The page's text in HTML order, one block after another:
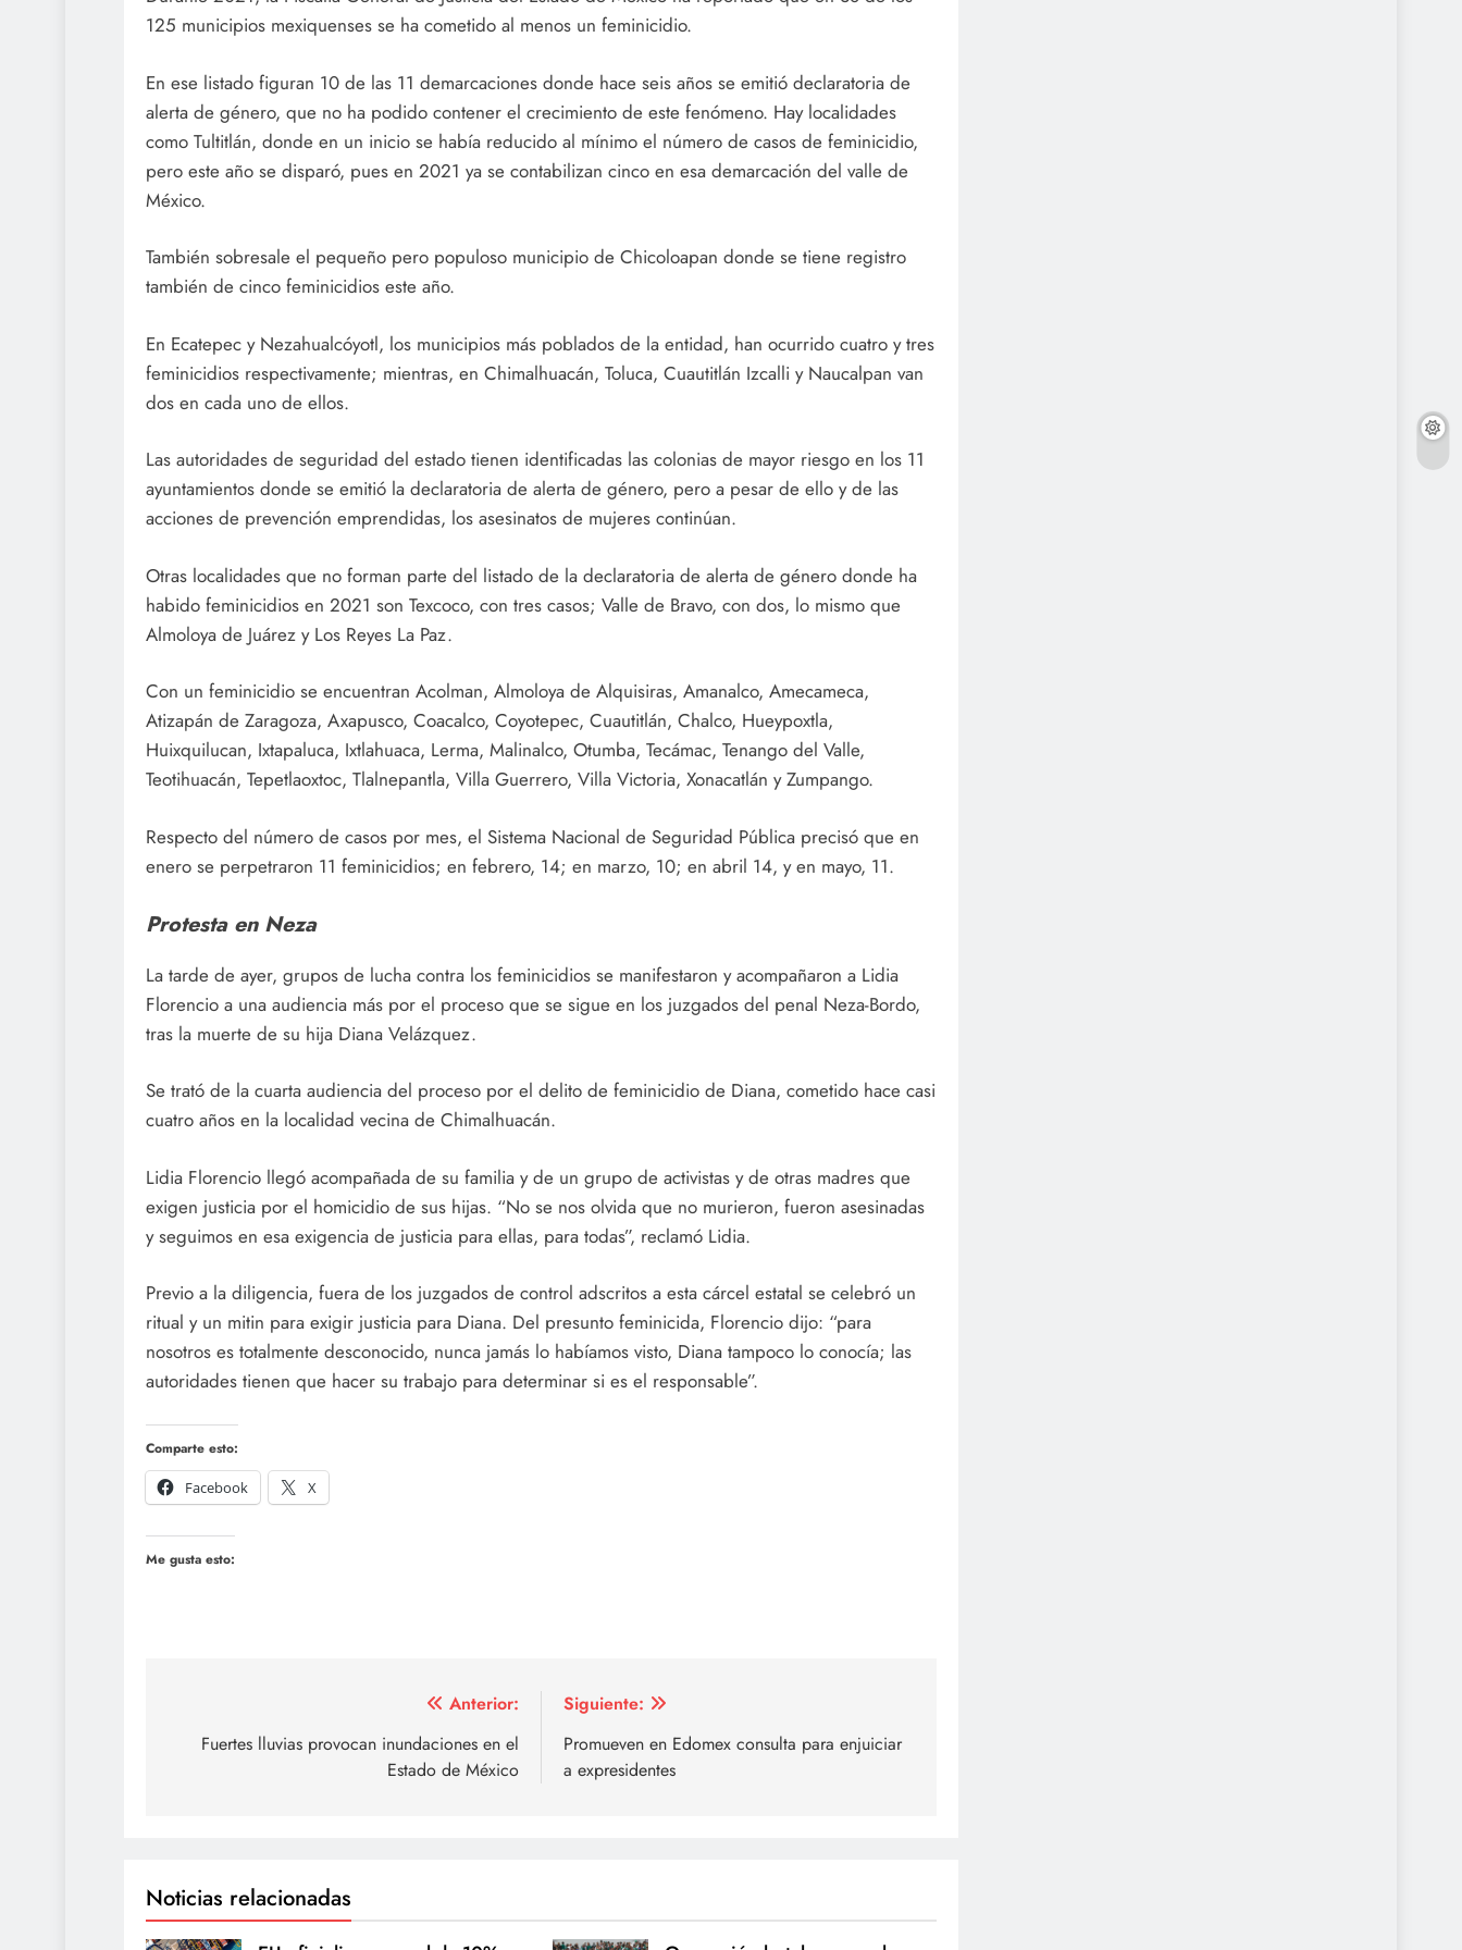
125 municipios mexiquenses se ha cometido al menos un feminicidio.
En ese listado figuran 10 de las 11 demarcaciones donde hace seis años se emitió declaratoria de
alerta de género, que no ha podido contener el crecimiento de este fenómeno. Hay localidades
como Tultitlán, donde en un inicio se había reducido al mínimo el número de casos de feminicidio,
pero este año se disparó, pues en 2021 ya se contabilizan cinco en esa demarcación del valle de
México.
También sobresale el pequeño pero populoso municipio de Chicoloapan donde se tiene registro
también de cinco feminicidios este año.
En Ecatepec y Nezahualcóyotl, los municipios más poblados de la entidad, han ocurrido cuatro y tres
feminicidios respectivamente; mientras, en Chimalhuacán, Toluca, Cuautitlán Izcalli y Naucalpan van
dos en cada uno de ellos.
Las autoridades de seguridad del estado tienen identificadas las colonias de mayor riesgo en los 11
ayuntamientos donde se emitió la declaratoria de alerta de género, pero a pesar de ello y de las
acciones de prevención emprendidas, los asesinatos de mujeres continúan.
Otras localidades que no forman parte del listado de la declaratoria de alerta de género donde ha
habido feminicidios en 2021 son Texcoco, con tres casos; Valle de Bravo, con dos, lo mismo que
Almoloya de Juárez y Los Reyes La Paz.
Con un feminicidio se encuentran Acolman, Almoloya de Alquisiras, Amanalco, Amecameca,
Atizapán de Zaragoza, Axapusco, Coacalco, Coyotepec, Cuautitlán, Chalco, Hueypoxtla,
Huixquilucan, Ixtapaluca, Ixtlahuaca, Lerma, Malinalco, Otumba, Tecámac, Tenango del Valle,
Teotihuacán, Tepetlaoxtoc, Tlalnepantla, Villa Guerrero, Villa Victoria, Xonacatlán y Zumpango.
Respecto del número de casos por mes, el Sistema Nacional de Seguridad Pública precisó que en
enero se perpetraron 11 feminicidios; en febrero, 14; en marzo, 10; en abril 14, y en mayo, 11.
Protesta en Neza
La tarde de ayer, grupos de lucha contra los feminicidios se manifestaron y acompañaron a Lidia
Florencio a una audiencia más por el proceso que se sigue en los juzgados del penal Neza-Bordo,
tras la muerte de su hija Diana Velázquez.
Se trató de la cuarta audiencia del proceso por el delito de feminicidio de Diana, cometido hace casi
cuatro años en la localidad vecina de Chimalhuacán.
Lidia Florencio llegó acompañada de su familia y de un grupo de activistas y de otras madres que
exigen justicia por el homicidio de sus hijas. “No se nos olvida que no murieron, fueron asesinadas
y seguimos en esa exigencia de justicia para ellas, para todas”, reclamó Lidia.
Previo a la diligencia, fuera de los juzgados de control adscritos a esta cárcel estatal se celebró un
ritual y un mitin para exigir justicia para Diana. Del presunto feminicida, Florencio dijo: “para
nosotros es totalmente desconocido, nunca jamás lo habíamos visto, Diana tampoco lo conocía; las
autoridades tienen que hacer su trabajo para determinar si es el responsable”.
Comparte esto:
Facebook
X
Me gusta esto:
Anterior:
Fuertes lluvias provocan inundaciones en el
Estado de México
Siguiente:
Promueven en Edomex consulta para enjuiciar
a expresidentes
Noticias relacionadas